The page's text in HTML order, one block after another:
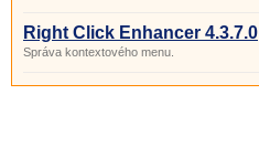
Right Click Enhancer 4.3.7.0
Správa kontextového menu.